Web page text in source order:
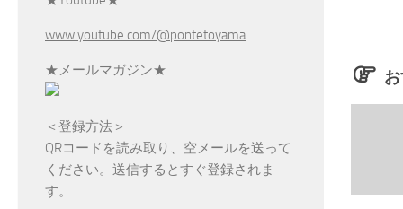
www.youtube.com/@pontetoyama
★メールマガジン★
＜登録方法＞
QRコードを読み取り、空メールを送って
ください。送信するとすぐ登録されま
す。